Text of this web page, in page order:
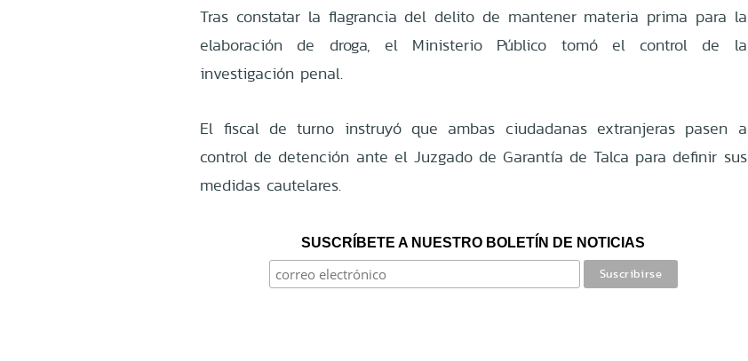
Tras constatar la flagrancia del delito de mantener materia prima para la
elaboración de droga, el Ministerio Público tomó el control de la
investigación penal.
El fiscal de turno instruyó que ambas ciudadanas extranjeras pasen a
control de detención ante el Juzgado de Garantía de Talca para definir sus
medidas cautelares.
SUSCRÍBETE A NUESTRO BOLETÍN DE NOTICIAS